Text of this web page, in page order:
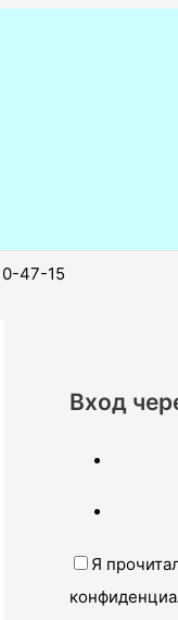
47-15
Вход
Я